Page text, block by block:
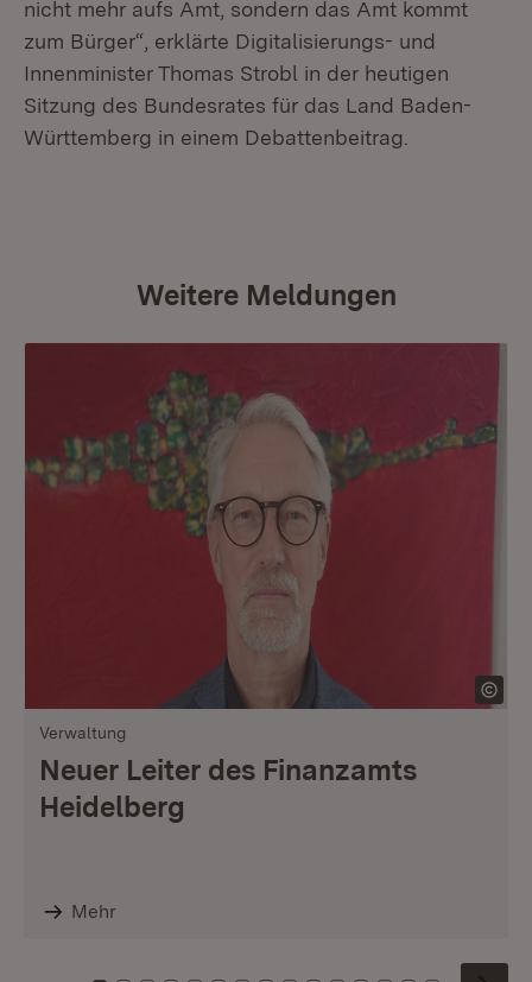
nicht mehr aufs Amt, sondern das Amt kommt
zum Bürger“, erklärte Digitalisierungs- und
Innenminister Thomas Strobl in der heutigen
Sitzung des Bundesrates für das Land Baden-
Württemberg in einem Debattenbeitrag.
Weitere Meldungen
Verwaltung
Neuer Leiter des Finanzamts
Heidelberg
Mehr